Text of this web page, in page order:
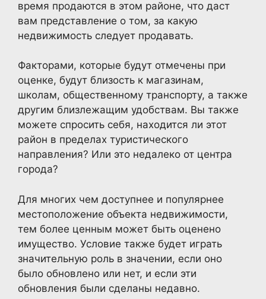
время продаются в этом районе, что даст
вам представление о том, за какую
недвижимость следует продавать.
Факторами, которые будут отмечены при
оценке, будут близость к магазинам,
школам, общественному транспорту, а также
другим близлежащим удобствам. Вы также
можете спросить себя, находится ли этот
район в пределах туристического
направления? Или это недалеко от центра
города?
Для многих чем доступнее и популярнее
местоположение объекта недвижимости,
тем более ценным может быть оценено
имущество. Условие также будет играть
значительную роль в значении, если оно
было обновлено или нет, и если эти
обновления были сделаны недавно.